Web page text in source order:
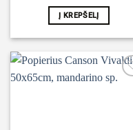
Į KREPŠELĮ